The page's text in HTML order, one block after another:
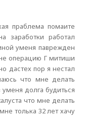
праблема помаите
заработки работал
уменя паврежден
операцию Г митиши
дастех пор я нестал
что мне делать
долга будиться
что мне делать
толька 32 лет хачу